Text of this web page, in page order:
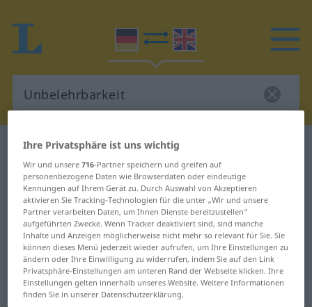
Deutsch-Englisch Wörterbuch
Deutsch-Englisch Übersetzung für
"Unbelehrbarkeit"
"Unbelehrbarkeit" Englisch
Übersetzung
„Unbelehrbarkeit“: Femininum
Ihre Privatsphäre ist uns wichtig
Wir und unsere716-Partner speichern und greifen auf
personenbezogene Daten wie Browserdaten oder eindeutige
Kennungen auf Ihrem Gerät zu. Durch Auswahl von Akzeptieren
aktivieren Sie Tracking-Technologien für die unter „Wir und unsere
Partner verarbeiten Daten, um Ihnen Dienste bereitzustellen“
aufgeführten Zwecke. Wenn Tracker deaktiviert sind, sind manche
Inhalte und Anzeigen möglicherweise nicht mehr so relevant für Sie. Sie
können dieses Menü jederzeit wieder aufrufen, um Ihre Einstellungen zu
ändern oder Ihre Einwilligung zu widerrufen, indem Sie auf den Link
Privatsphäre-Einstellungen am unteren Rand der Webseite klicken. Ihre
Einstellungen gelten innerhalb unseres Website. Weitere Informationen
finden Sie in unserer Datenschutzerklärung.